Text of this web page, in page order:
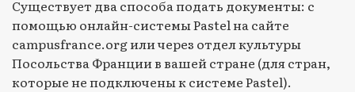
Существует два способа подать документы: c
помощью онлайн-системы Pastel на сайте
campusfrance.org или через отдел культуры
Посольства Франции в вашей стране (для стран,
которые не подключены к системе Pastel).